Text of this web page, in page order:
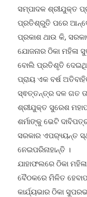
ସମ୍ପାଦକ ଶ୍ରୀଯୁକ୍ତ
ପ୍ରତିଶ୍ରୁତି ପରେ
ପ୍ରକାଶ ଥାଉ କି,
ଯୋଜନାର ଠିକା ମହିଳା
ବୋଲି ପ୍ରତିଶୃତି
ପ୍ରାୟ ଏକ ବର୍ଷ
ସ୍ଵତ୍ତନ୍ତ୍ର ଦଳ ଗତ
ଶ୍ରୀଯୁକ୍ତ ସୁରେଶ
ଶର୍ମାଙ୍କୁ ଭେଟି
ସରକାର ଏପର‌୍ୟ୍ୟନ୍ତ
ନେଇପରିନାହାନ୍ତି ।
ଯାହାଫଲରେ ଠିକା
ବୈଠକରେ ମିଳିତ
କାର୍ଯ୍ୟଭାର ଠିକା